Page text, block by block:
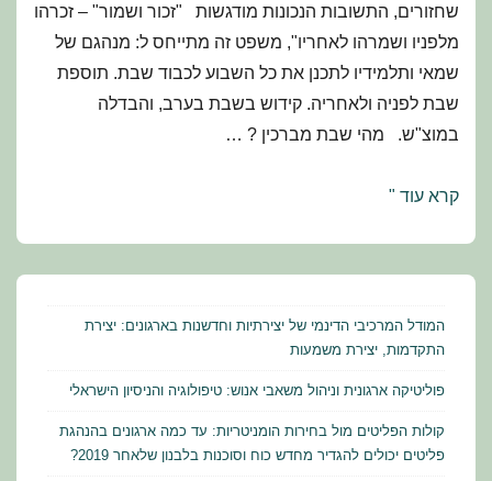
שחזורים, התשובות הנכונות מודגשות "זכור ושמור" – זכרהו
מלפניו ושמרהו לאחריו", משפט זה מתייחס ל: מנהגם של
שמאי ותלמידיו לתכנן את כל השבוע לכבוד שבת. תוספת
שבת לפניה ולאחריה. קידוש בשבת בערב, והבדלה
במוצ"ש. מהי שבת מברכין ? …
מועדי
הלכה
ומנהג:
שחזורים
למבחן
קרא עוד "
המודל המרכיבי הדינמי של יצירתיות וחדשנות בארגונים: יצירת
התקדמות, יצירת משמעות
פוליטיקה ארגונית וניהול משאבי אנוש: טיפולוגיה והניסיון הישראלי
קולות הפליטים מול בחירות הומניטריות: עד כמה ארגונים בהנהגת
פליטים יכולים להגדיר מחדש כוח וסוכנות בלבנון שלאחר 2019?